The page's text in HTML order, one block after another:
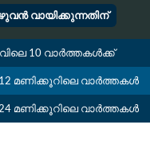
വായിക്കുന്നതിന്
10 വാർത്തകൾക്ക്
മണിക്കൂറിലെ വാർത്തകൾ
മണിക്കൂറിലെ വാർത്തകൾ